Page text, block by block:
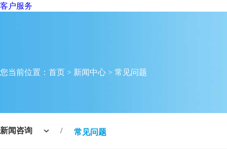
客户服务
您当前位置： 首页 > 新闻中心 > 常见问题
新闻咨询 / 常见问题